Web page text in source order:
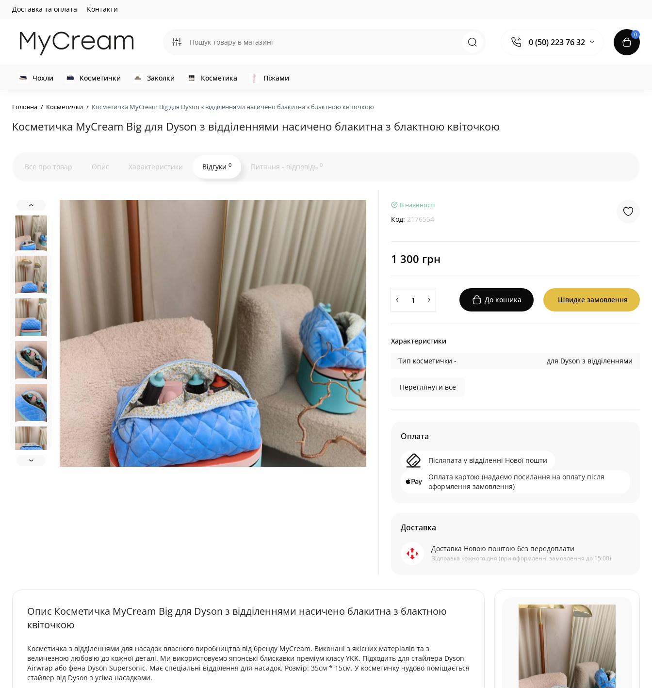
Доставка та оплата Контакти
0 (50) 223 76 32
0
Чохли Косметички Заколки Косметика Піжами
Головна Косметички Косметичка MyCream Big для Dyson з відділеннями насичено блакитна з блактною квіточкою
Косметичка MyCream Big для Dyson з відділеннями насичено блакитна з блактною квіточкою
Все про товар Опис Характеристики Відгуки 0 Питання - відповідь 0
В наявності
Код: 2176554
1 300 грн
До кошика Швидке замовлення
Характеристики
Тип косметички - для Dyson з відділеннями
Переглянути все
Оплата
Післяпата у відділенні Нової пошти
Оплата картою (надаємо посилання на оплату після
оформлення замовлення)
Доставка
Доставка Новою поштою без передоплати
Відправка кожного дня (при оформленні замовлення до 15:00)
Опис Косметичка MyCream Big для Dyson з відділеннями насичено блакитна з блактною
квіточкою
Косметичка з відділеннями для насадок власного виробництва від бренду MyCream. Виконані з якісних матеріалів та з
величезною любов'ю до кожної деталі. Ми використовуємо японські блискавки преміум класу YKK. Підходить для стайлера Dyson
Airwrap або фена Dyson Supersonic. Має спеціальні відділення для насадок. Розмір: 35см * 15см. У косметичку чудово поміщається
стайлер від Dyson з усіма насадками.